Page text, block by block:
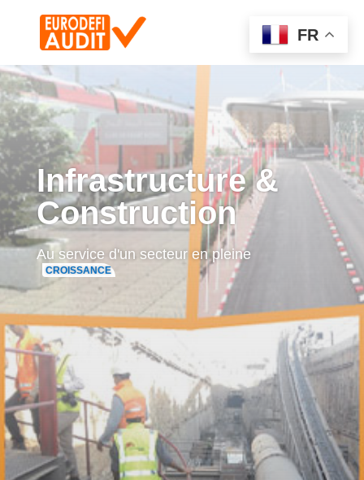
Infrastructure &
Construction
Au service d'un secteur en pleine
CROISSANCE
FR